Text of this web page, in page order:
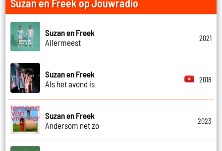
Suzan en Freek op Jouwradio
Suzan en Freek
Allermeest
2021
Suzan en Freek
Als het avond is
2018
Suzan en Freek
Andersom net zo
2023